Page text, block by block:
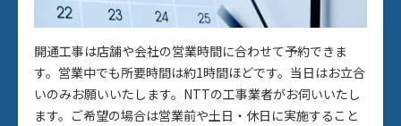
開通工事は店舗や会社の営業時間に合わせて予約できま
す。営業中でも所要時間は約1時間ほどです。当日はお立合
いのみお願いいたします。NTTの工事業者がお伺いいたし
ます。ご希望の場合は営業前や土日・休日に実施すること